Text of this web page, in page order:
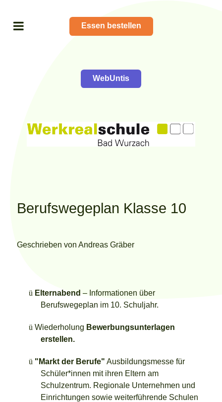
Essen bestellen
WebUntis
Berufswegeplan Klasse 10
Geschrieben von Andreas Gräber
ü Elternabend – Informationen über
Berufswegeplan im 10. Schuljahr.
ü Wiederholung Bewerbungsunterlagen
erstellen.
ü "Markt der Berufe" Ausbildungsmesse für
Schüler*innen mit ihren Eltern am
Schulzentrum. Regionale Unternehmen und
Einrichtungen sowie weiterführende Schulen